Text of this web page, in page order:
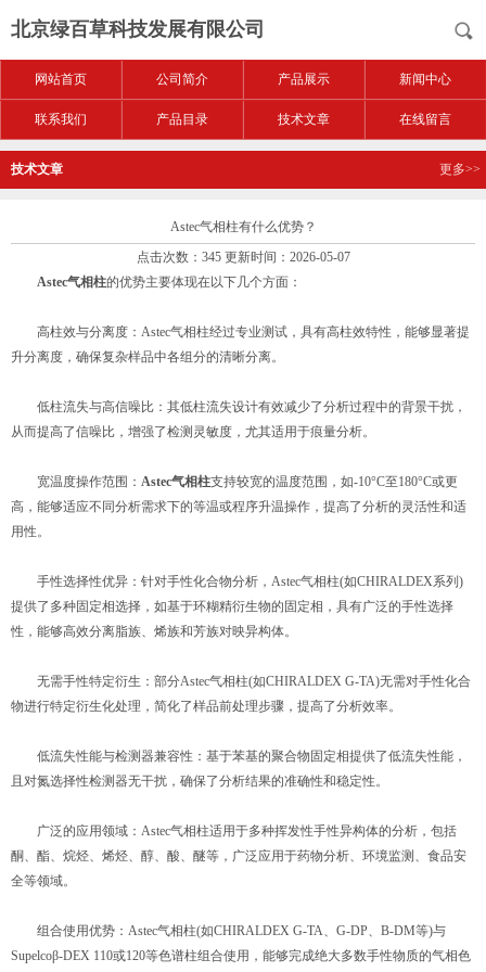
北京绿百草科技发展有限公司
网站首页 公司简介 产品展示 新闻中心
联系我们 产品目录 技术文章 在线留言
技术文章 更多>>
Astec气相柱有什么优势？
点击次数：345 更新时间：2026-05-07
Astec气相柱的优势主要体现在以下几个方面：
高柱效与分离度：Astec气相柱经过专业测试，具有高柱效特性，能够显著提
升分离度，确保复杂样品中各组分的清晰分离。
低柱流失与高信噪比：其低柱流失设计有效减少了分析过程中的背景干扰，
从而提高了信噪比，增强了检测灵敏度，尤其适用于痕量分析。
宽温度操作范围： Astec气相柱支持较宽的温度范围，如-10°C至180°C或更
高，能够适应不同分析需求下的等温或程序升温操作，提高了分析的灵活性和适
用性。
手性选择性优异：针对手性化合物分析，Astec气相柱(如CHIRALDEX系列)
提供了多种固定相选择，如基于环糊精衍生物的固定相，具有广泛的手性选择
性，能够高效分离脂族、烯族和芳族对映异构体。
无需手性特定衍生：部分Astec气相柱(如CHIRALDEX G-TA)无需对手性化合
物进行特定衍生化处理，简化了样品前处理步骤，提高了分析效率。
低流失性能与检测器兼容性：基于苯基的聚合物固定相提供了低流失性能，
且对氮选择性检测器无干扰，确保了分析结果的准确性和稳定性。
广泛的应用领域：Astec气相柱适用于多种挥发性手性异构体的分析，包括
酮、酯、烷烃、烯烃、醇、酸、醚等，广泛应用于药物分析、环境监测、食品安
全等领域。
组合使用优势：Astec气相柱(如CHIRALDEX G-TA、G-DP、B-DM等)与
Supelcoβ-DEX 110或120等色谱柱组合使用，能够完成绝大多数手性物质的气相色